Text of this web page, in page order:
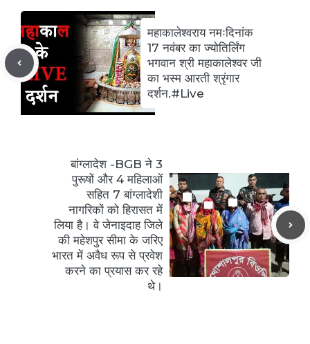
महाकालेश्वराय नमःदिनांक
17 नवंबर का ज्योतिर्लिंग
भगवान श्री महाकालेश्वर जी
का भस्म आरती श्रृंगार
दर्शन.#Live
बांग्‍लादेश -BGB ने 3
पुरूषों और 4 महिलाओं
सहित 7 बांग्‍लादेशी
नागरिकों को हिरासत में
लिया है। वे जेनाइदाह जिले
की महेशपुर सीमा के जरिए
भारत में अवैध रूप से प्रवेश
करने का प्रयास कर रहे
थे।